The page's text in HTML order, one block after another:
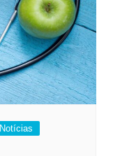
Notícias